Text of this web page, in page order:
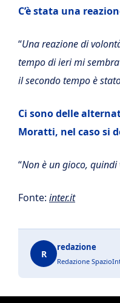
C’è stata una
“Una reazione di
tempo di ieri mi
il secondo tempo è
Ci sono delle
Moratti, nel caso si
“Non è un gioco, quindi
Fonte: inter.it
R
redazione
Redazione